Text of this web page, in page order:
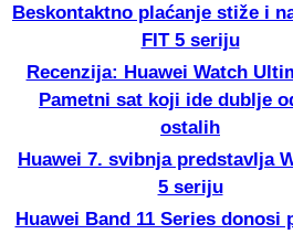
Beskontaktno plaćanje stiže i
FIT 5 seriju
Recenzija: Huawei Watch
Pametni sat koji ide dublje
ostalih
Huawei 7. svibnja predstavlja
5 seriju
Huawei Band 11 Series donosi